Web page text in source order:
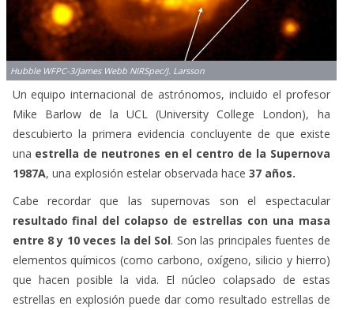
Hubble WFPC-3/James Webb NIRSpec/J. Larsson
Un equipo internacional de astrónomos, incluido el profesor
Mike Barlow de la UCL (University College London), ha
descubierto la primera evidencia concluyente de que existe
una estrella de neutrones en el centro de la Supernova
1987A, una explosión estelar observada hace 37 años.
Cabe recordar que las supernovas son el espectacular
resultado final del colapso de estrellas con una masa
entre 8 y 10 veces la del Sol. Son las principales fuentes de
elementos químicos (como carbono, oxígeno, silicio y hierro)
que hacen posible la vida. El núcleo colapsado de estas
estrellas en explosión puede dar como resultado estrellas de